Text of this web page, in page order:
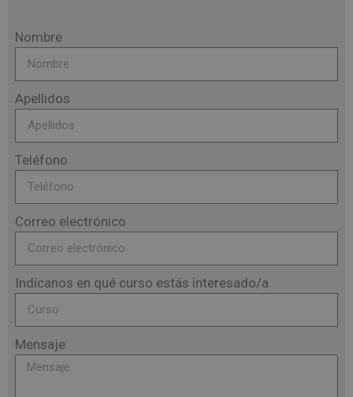
Nombre
Apellidos
Teléfono
Correo electrónico
Indícanos en qué curso estás interesado/a
Mensaje